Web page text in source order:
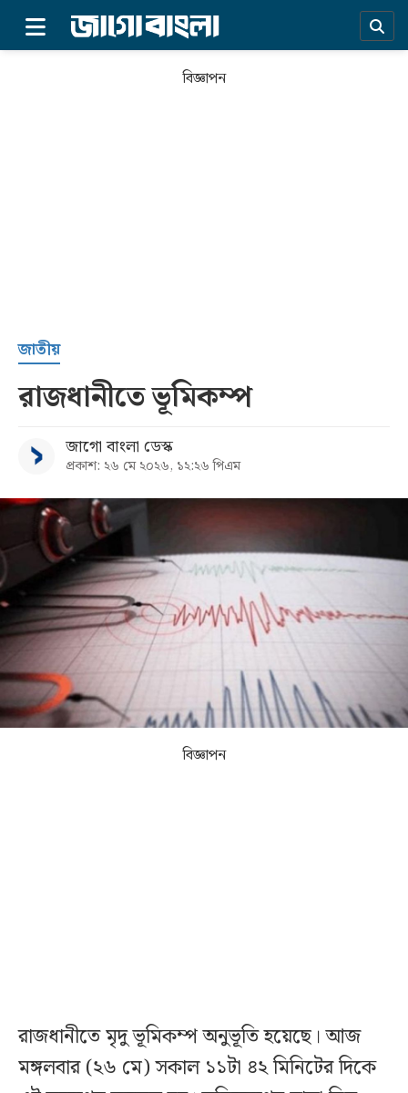
সর্বশেষ
সব
আর্কাইভ
কনভার্টার
বিজ্ঞাপন
জাতীয়
রাজধানীতে ভূমিকম্প
জাগো বাংলা ডেস্ক
প্রকাশ: ২৬ মে ২০২৬, ১২:২৬ পিএম
বিজ্ঞাপন
রাজধানীতে মৃদু ভূমিকম্প অনুভূতি হয়েছে। আজ
মঙ্গলবার (২৬ মে) সকাল ১১টা ৪২ মিনিটের দিকে